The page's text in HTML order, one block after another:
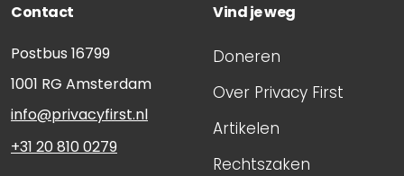
Contact
Postbus 16799
1001 RG Amsterdam
info@privacyfirst.nl
+31 20 810 0279
Vind je weg
Doneren
Over Privacy First
Artikelen
Rechtszaken